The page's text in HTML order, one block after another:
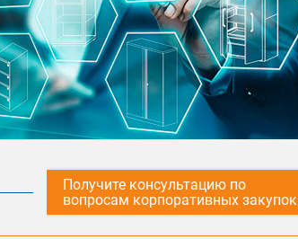
Получите консультацию по
вопросам корпоративных закупок